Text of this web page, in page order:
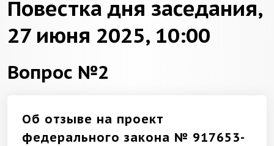
Повестка дня заседания,
27 июня 2025, 10:00
Вопрос №2
Об отзыве на проект
федерального закона № 917653-